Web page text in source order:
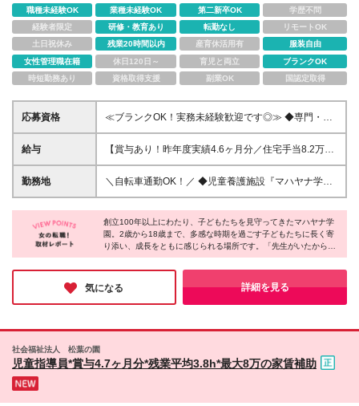
職種未経験OK 業種未経験OK 第二新卒OK
学歴不問
経験者限定
研修・教育あり 転勤なし
リモートOK
土日祝休み
残業20時間以内 産育休活用有
服装自由
女性管理職在籍
休日120日～ 育児と両立
ブランクOK
時短勤務あり
資格取得支援 副業OK 国認定取得
応募資格
≪ブランクOK！実務未経験歓迎です◎≫ ◆専門・短
大卒以上 ◆以下いずれかの資格や経験が必要となり
ます。 ・社会福祉士・精神保健福祉士・保育士いず
育学・社会学系の大学・大学院いずれか卒業者 ・
小・中・高のいずれかの教員免許をお持ちの方 ・児
ピッタリ＊─ ・子どもが好き！を活かしたい ・資格
や経験を活かして働きたい ・働きやすい環境で長く
働きたい ・都内で新生活を始めたい
給与
【賞与あり！昨年度実績4.6ヶ月分／住宅手当8.2万円
あり（利用規程あり）】 ★板橋区の家賃相場：8.83
万円（1K） ⇒つまり…自己負担ほぼゼロで1人暮らし
city/price/ --------- ◆大卒：月給25万488円+各種手当
+賞与年3回 ◆専門・短大卒：月給23万4472円+各種
手当+賞与年3回 ※給与は経験・スキルなどを考慮の
※試用期間6ヵ月あり。期間中の給与・待遇の差異は
ありません。
勤務地
＼自転車通勤OK！／ ◆児童養護施設『マハヤナ学園
撫子園』／東京都板橋区前野町5-7-10 ※（変更の範
囲）上記を除く、当社関連勤務地
創立100年以上にわたり、子どもたちを見守ってきたマハヤナ学
園。2歳から18歳まで、多感な時期を過ごす子どもたちに長く寄
り添い、成長をともに感じられる場所です。「先生がいたから生
きてこれた」という言葉からも伝わるように、あなたの存在が誰
かの人生を支える力になる仕事だと感じました。子どもたちの成
長に本気で向き合いたい方に、ぜひ知ってもらいたい求人です。
気になる 詳細を見る
社会福祉法人 松葉の園
児童指導員*賞与4.7ヶ月分*残業平均3.8h*最大8万の家賃補助